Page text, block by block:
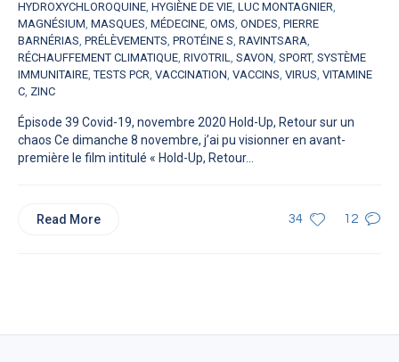
HYDROXYCHLOROQUINE, HYGIÈNE DE VIE, LUC MONTAGNIER,
MAGNÉSIUM, MASQUES, MÉDECINE, OMS, ONDES, PIERRE
BARNÉRIAS, PRÉLÈVEMENTS, PROTÉINE S, RAVINTSARA,
RÉCHAUFFEMENT CLIMATIQUE, RIVOTRIL, SAVON, SPORT, SYSTÈME
IMMUNITAIRE,TESTS PCR, VACCINATION, VACCINS, VIRUS, VITAMINE
C, ZINC
Épisode 39 Covid-19, novembre 2020 Hold-Up, Retour sur un
chaos Ce dimanche 8 novembre, j’ai pu visionner en avant-
première le film intitulé « Hold-Up, Retour...
34 12
Read More